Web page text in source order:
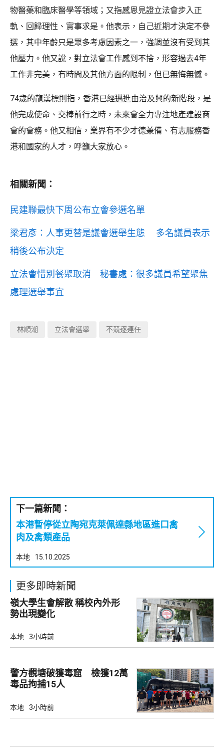
物醫藥和臨床醫學等領域；又指感恩見證立法會步入正
軌、回歸理性、實事求是。他表示，自己近期才決定不參
選，其中年齡只是眾多考慮因素之一，強調並沒有受到其
他壓力。他又說，對立法會工作感到不捨，形容過去4年
工作非完美，有時間及其他方面的限制，但已無悔無憾。
74歲的龍漢標則指，香港已經邁進由治及興的新階段，是
他完成使命、交棒前行之時，未來會全力專注地產建設商
會的會務。他又相信，業界有不少才德兼備、有志服務香
港和國家的人才，呼籲大家放心。
相關新聞：
民建聯最快下周公布立會參選名單
梁君彥：人事更替是議會選舉生態 多名議員表示
稍後公布決定
立法會惜別餐聚取消 秘書處：很多議員希望聚焦
處理選舉事宜
林順潮 立法會選舉 不競逐連任
下一篇新聞：
本港暫停從立陶宛克萊佩達縣地區進口禽
肉及禽類產品
本地 15.10.2025
更多即時新聞
嶺大學生會解散 稱校內外形
勢出現變化
本地 3小時前
警方觀塘破獲毒窟 檢獲12萬
毒品拘捕15人
本地 3小時前